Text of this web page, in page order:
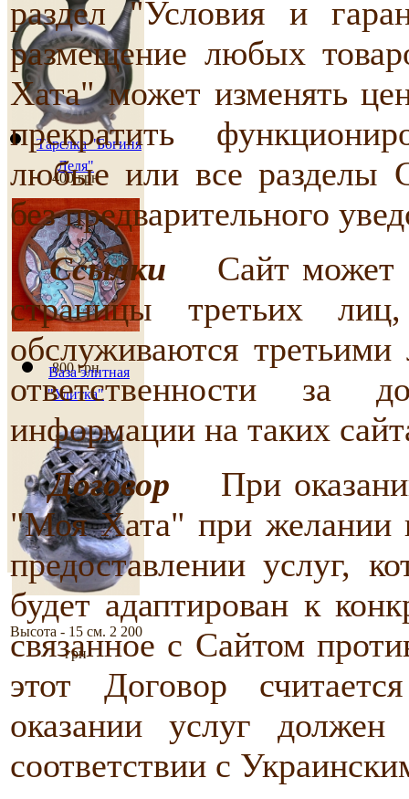
400 грн
Тарелка "Богиня
Леля"
800 грн
Ваза элитная
"Улитка"
Высота - 15 см. 2 200
грн
раздел "Условия и
размещение любых
Хата" может изменять
прекратить
любые или все разделы
без предварительного
Ссылки Сайт может
страницы третьих
обслуживаются
ответственности за
информации на таких
Договор При оказании
"Моя Хата" при желании
предоставлении услуг,
будет адаптирован к
связанное с Сайтом
этот Договор
оказании услуг должен
соответствии с